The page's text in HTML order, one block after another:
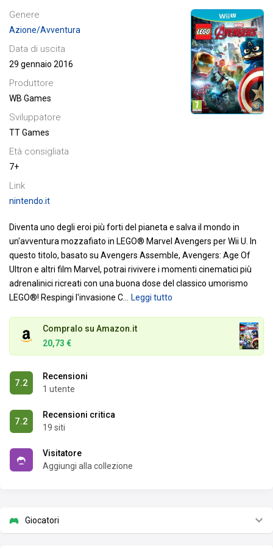
Genere
Azione/Avventura
Data di uscita
29 gennaio 2016
Produttore
WB Games
Sviluppatore
TT Games
Età consigliata
7+
Link
nintendo.it
Diventa uno degli eroi più forti del pianeta e salva il mondo in
un'avventura mozzafiato in LEGO® Marvel Avengers per Wii U.
In
questo titolo, basato su Avengers Assemble, Avengers: Age Of
Ultron e altri film Marvel, potrai rivivere i momenti cinematici più
adrenalinici ricreati con una buona dose del classico umorismo
LEGO®! Respingi l'invasione C
Leggi tutto
Compralo su Amazon.it
20,73 €
7.2
Recensioni
1 utente
7.2
Recensioni critica
19 siti
Visitatore
Aggiungi alla collezione
Giocatori